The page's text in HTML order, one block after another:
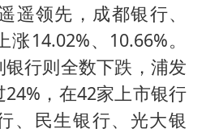
遥领先，成都银行、
14.02%、10.66%。
行则全数下跌，浦发
，在42家上市银行
、民生银行、光大银